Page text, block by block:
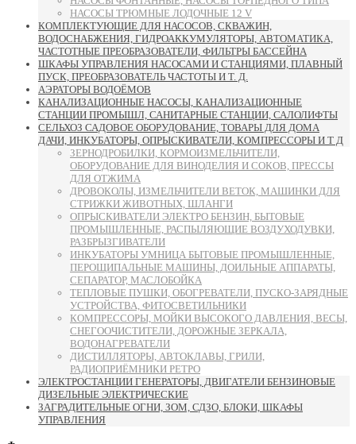
НАСОСЫ ТРЮМНЫЕ ЛОДОЧНЫЕ 12 V
КОМПЛЕКТУЮЩИЕ ДЛЯ НАСОСОВ, СКВАЖИН,
ВОДОСНАБЖЕНИЯ, ГИДРОАККУМУЛЯТОРЫ, АВТОМАТИКА,
ЧАСТОТНЫЕ ПРЕОБРАЗОВАТЕЛИ, ФИЛЬТРЫ БАССЕЙНА
ШКАФЫ УПРАВЛЕНИЯ НАСОСАМИ И СТАНЦИЯМИ, ПЛАВНЫЙ
ПУСК, ПРЕОБРАЗОВАТЕЛЬ ЧАСТОТЫ И Т. Д.
АЭРАТОРЫ ВОДОЁМОВ
КАНАЛИЗАЦИОННЫЕ НАСОСЫ, КАНАЛИЗАЦИОННЫЕ
СТАНЦИИ ПРОМЫШЛ, САНИТАРНЫЕ СТАНЦИИ, САЛОЛИФТЫ
СЕЛЬХОЗ САДОВОЕ ОБОРУДОВАНИЕ, ТОВАРЫ ДЛЯ ДОМА
ДАЧИ, ИНКУБАТОРЫ, ОПРЫСКИВАТЕЛИ, КОМПРЕССОРЫ И Т Д
ЗЕРНОДРОБИЛКИ, КОРМОИЗМЕЛЬЧИТЕЛИ,
ОБОРУДОВАНИЕ ДЛЯ ВИНОДЕЛИЯ И СОКОВ, ПРЕССЫ
ДЛЯ ОТЖИМА
ДРОВОКОЛЫ, ИЗМЕЛЬЧИТЕЛИ ВЕТОК, МАШИНКИ ДЛЯ
СТРИЖКИ ЖИВОТНЫХ, ШЛАНГИ
ОПРЫСКИВАТЕЛИ ЭЛЕКТРО БЕНЗИН, БЫТОВЫЕ
ПРОМЫШЛЕННЫЕ, РАСПЫЛЯЮЩИЕ ВОЗДУХОДУВКИ,
РАЗБРЫЗГИВАТЕЛИ
ИНКУБАТОРЫ УМНИЦА БЫТОВЫЕ ПРОМЫШЛЕННЫЕ,
ПЕРОЩИПАЛЬНЫЕ МАШИНЫ, ДОИЛЬНЫЕ АППАРАТЫ,
СЕПАРАТОР, МАСЛОБОЙКА
ТЕПЛОВЫЕ ПУШКИ, ОБОГРЕВАТЕЛИ, ПУСКО-ЗАРЯДНЫЕ
УСТРОЙСТВА, ФИТОСВЕТИЛЬНИКИ
КОМПРЕССОРЫ, МОЙКИ ВЫСОКОГО ДАВЛЕНИЯ, ВЕСЫ,
СНЕГООЧИСТИТЕЛИ, ДОРОЖНЫЕ ЗЕРКАЛА,
ВОДОНАГРЕВАТЕЛИ
ДИСТИЛЛЯТОРЫ, АВТОКЛАВЫ, ГРИЛИ,
РАДИОПРИЁМНИКИ РЕТРО
ЭЛЕКТРОСТАНЦИИ ГЕНЕРАТОРЫ, ДВИГАТЕЛИ БЕНЗИНОВЫЕ
ДИЗЕЛЬНЫЕ ЭЛЕКТРИЧЕСКИЕ
ЗАГРАДИТЕЛЬНЫЕ ОГНИ, ЗОМ, СДЗО, БЛОКИ, ШКАФЫ
УПРАВЛЕНИЯ